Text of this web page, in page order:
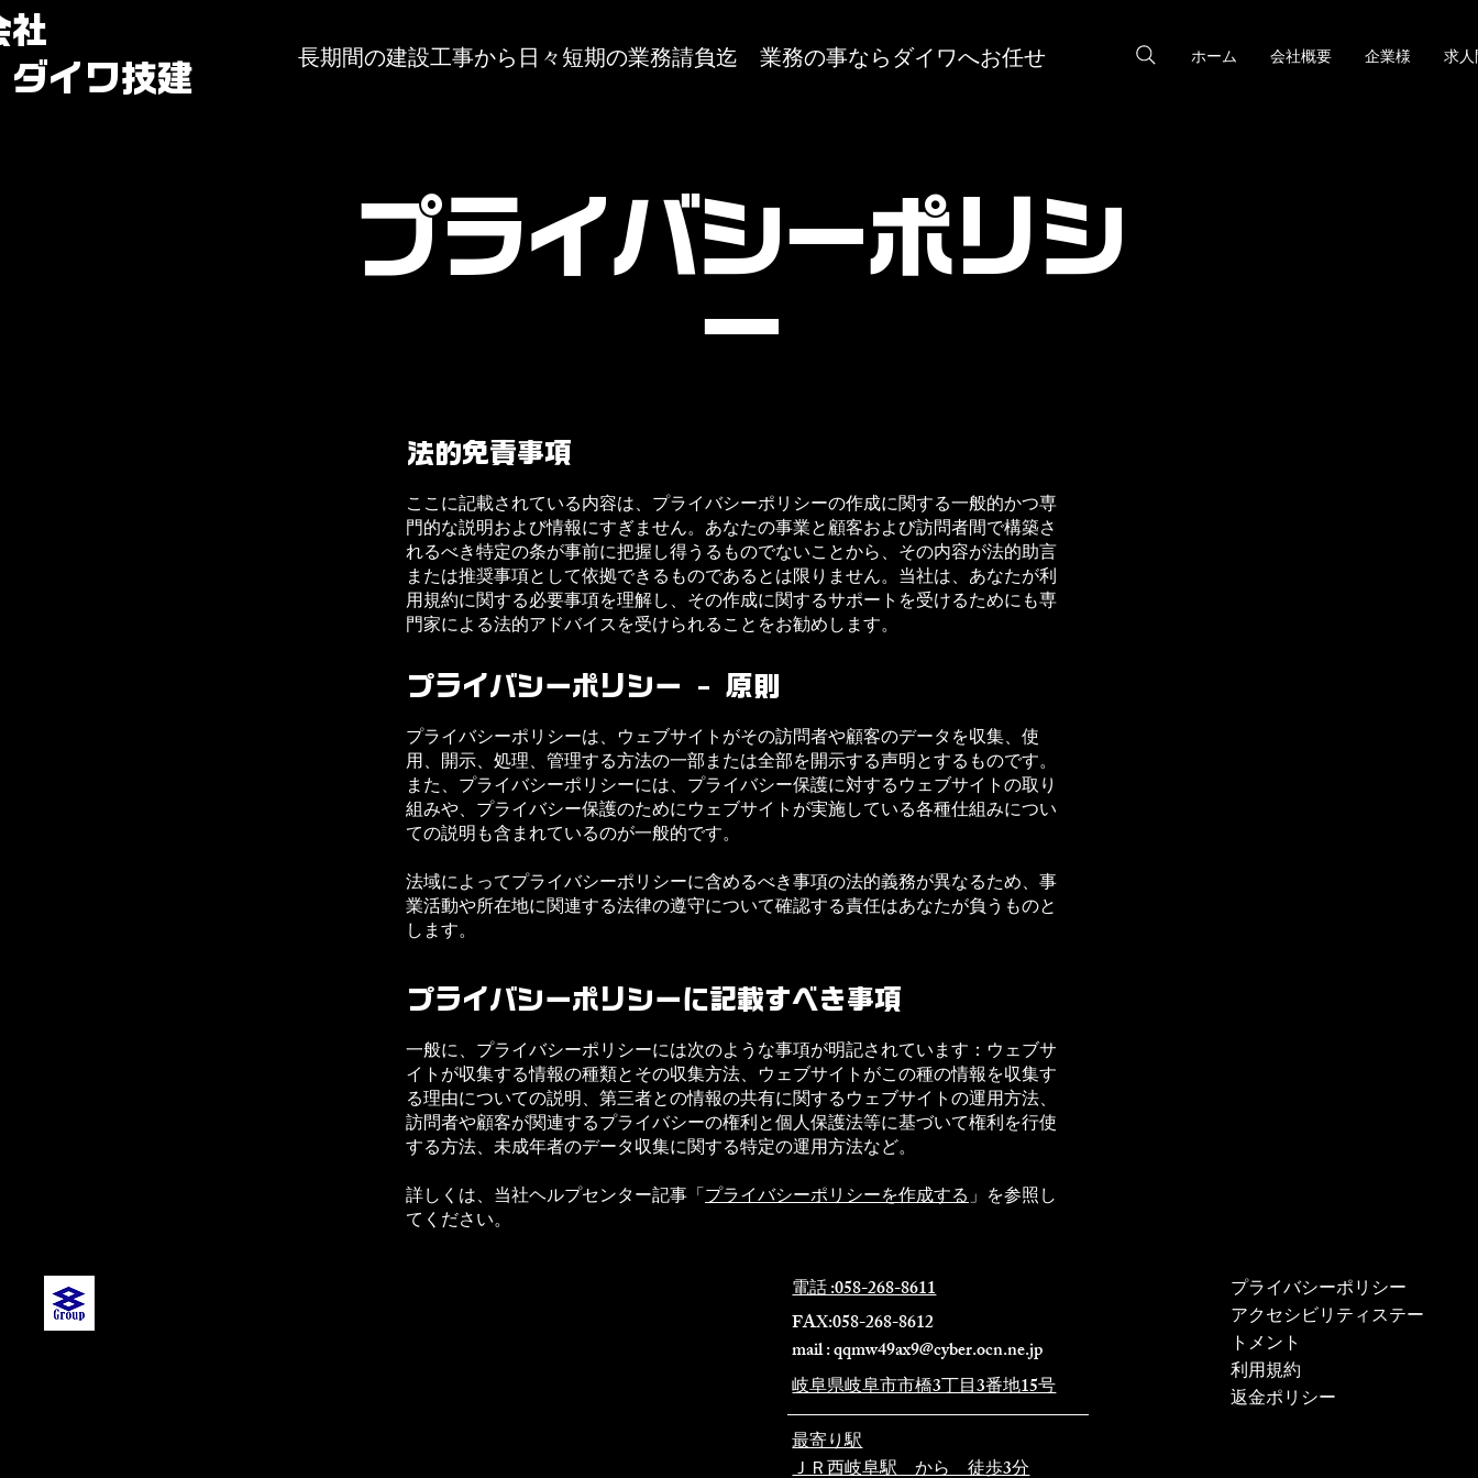
社
ワ技建
ホーム 会社概要 企業様 求
長期間の建設工事から日々短期の業務請負迄 業務の事ならダイワへお任せ
プライバシーポリシ
ー
法的免責事項
ここに記載されている内容は、プライバシーポリシーの作成に関する一般的かつ専
門的な説明および情報にすぎません。あなたの事業と顧客および訪問者間で構築さ
れるべき特定の条が事前に把握し得うるものでないことから、その内容が法的助言
または推奨事項として依拠できるものであるとは限りません。当社は、あなたが利
用規約に関する必要事項を理解し、その作成に関するサポートを受けるためにも専
門家による法的アドバイスを受けられることをお勧めします。
プライバシーポリシー – 原則
プライバシーポリシーは、ウェブサイトがその訪問者や顧客のデータを収集、使
用、開示、処理、管理する方法の一部または全部を開示する声明とするものです。
また、プライバシーポリシーには、プライバシー保護に対するウェブサイトの取り
組みや、プライバシー保護のためにウェブサイトが実施している各種仕組みについ
ての説明も含まれているのが一般的です。
法域によってプライバシーポリシーに含めるべき事項の法的義務が異なるため、事
業活動や所在地に関連する法律の遵守について確認する責任はあなたが負うものと
します。
プライバシーポリシーに記載すべき事項
一般に、プライバシーポリシーには次のような事項が明記されています：ウェブサ
イトが収集する情報の種類とその収集方法、ウェブサイトがこの種の情報を収集す
る理由についての説明、第三者との情報の共有に関するウェブサイトの運用方法、
訪問者や顧客が関連するプライバシーの権利と個人保護法等に基づいて権利を行使
する方法、未成年者のデータ収集に関する特定の運用方法など。
詳しくは、当社ヘルプセンター記事「プライバシーポリシーを作成する 」を参照し
てください。
電話 :058-268-8611
FAX:058-268-8612
mail :qqmw49ax9@cyber.ocn.ne.jp
岐阜県岐阜市市橋3丁目3番地15号
最寄り駅
​ＪＲ西岐阜駅 から 徒歩3分
プライバシーポリシー
アクセシビリティステー
トメント
利用規約
返金ポリシー